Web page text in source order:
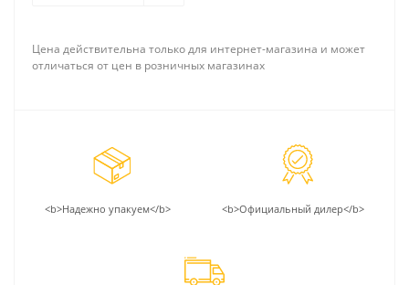
Цена действительна только для интернет-магазина и может
отличаться от цен в розничных магазинах
<b>Надежно упакуем</b> <b>Официальный дилер</b>